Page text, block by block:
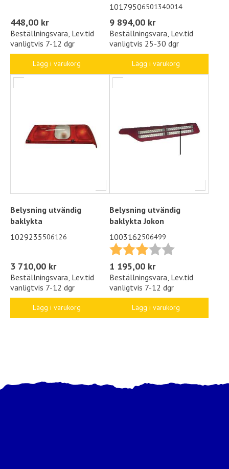
448,00 kr
Beställningsvara, Lev.tid
vanligtvis 7-12 dgr
Lägg i varukorg
10179506501340014
9 894,00 kr
Beställningsvara, Lev.tid
vanligtvis 25-30 dgr
Lägg i varukorg
Belysning utvändig
baklykta
1029235506126
3 710,00 kr
Beställningsvara, Lev.tid
vanligtvis 7-12 dgr
Lägg i varukorg
Belysning utvändig
baklykta Jokon
1003162506499
Betyg:
3.0 utav 5
1 195,00 kr
Beställningsvara, Lev.tid
vanligtvis 7-12 dgr
Lägg i varukorg